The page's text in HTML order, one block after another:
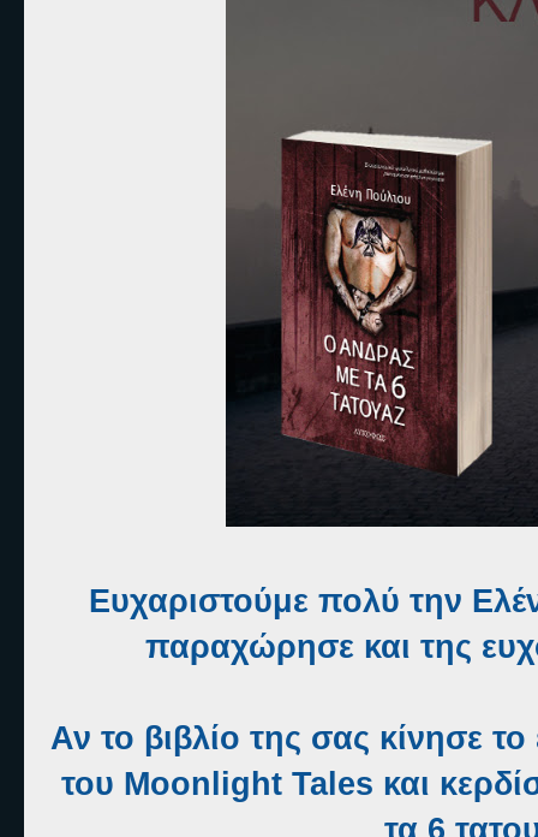
Ευχαριστούμε πολύ την
παραχώρησε και της
Αν το βιβλίο της σας κίνησε
του Moonlight Tales και
τα 6